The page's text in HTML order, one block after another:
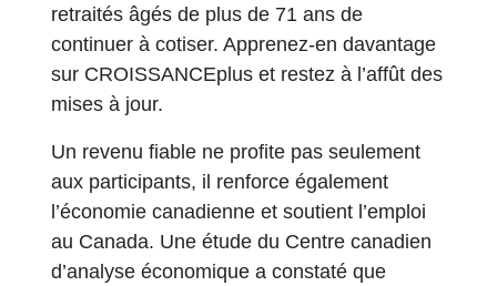
retraités âgés de plus de 71 ans de
continuer à cotiser. Apprenez-en davantage
sur CROISSANCEplus et restez à l’affût des
mises à jour.
Un revenu fiable ne profite pas seulement
aux participants, il renforce également
l’économie canadienne et soutient l’emploi
au Canada. Une étude du Centre canadien
d’analyse économique a constaté que